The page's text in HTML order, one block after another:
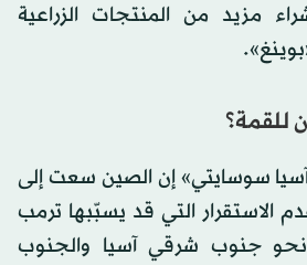
مزيد من المنتجات الزراعية
للقمة؟
سوسايتي» إن الصين سعت إلى
الاستقرار التي قد يسبّبها ترمب
نحو جنوب شرقي آسيا والجنوب